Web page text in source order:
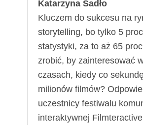
Katarzyna Sadło
Kluczem do sukcesu na
storytelling, bo tylko 5
statystyki, za to aż 65
zrobić, by zainteresować
czasach, kiedy co
milionów filmów?
uczestnicy festiwalu
interaktywnej